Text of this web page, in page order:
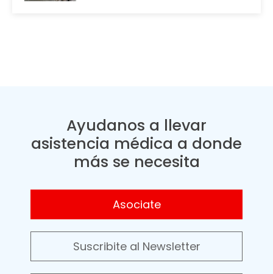
Ayudanos a llevar
asistencia médica a donde
más se necesita
Asociate
Suscribite al Newsletter